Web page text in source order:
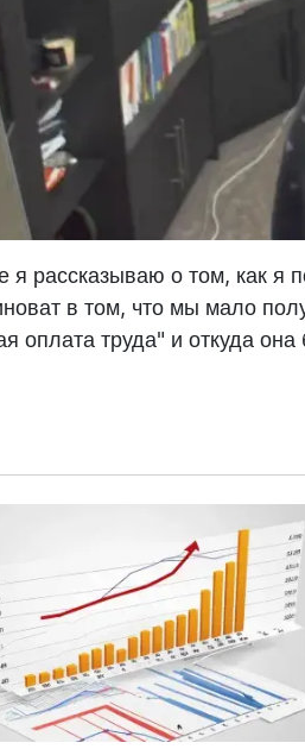
я рассказываю о том, как я
в том, что мы мало
оплата труда" и откуда